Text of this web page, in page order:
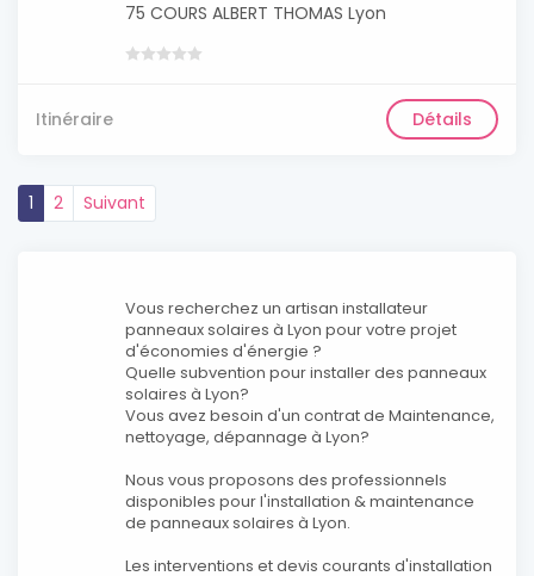
75 COURS ALBERT THOMAS Lyon
Itinéraire Détails
1 2 Suivant
Vous recherchez un artisan installateur
panneaux solaires à Lyon pour votre projet
d'économies d'énergie ?
Quelle subvention pour installer des panneaux
solaires à Lyon?
Vous avez besoin d'un contrat de Maintenance,
nettoyage, dépannage à Lyon?
Nous vous proposons des professionnels
disponibles pour l'installation & maintenance
de panneaux solaires à Lyon.
Les interventions et devis courants d'installation